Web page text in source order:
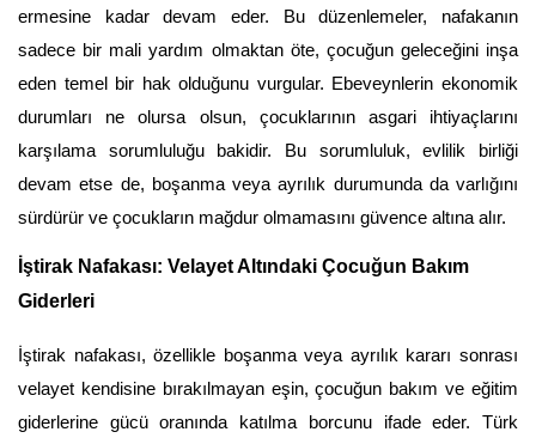
ermesine kadar devam eder. Bu düzenlemeler, nafakanın
sadece bir mali yardım olmaktan öte, çocuğun geleceğini inşa
eden temel bir hak olduğunu vurgular. Ebeveynlerin ekonomik
durumları ne olursa olsun, çocuklarının asgari ihtiyaçlarını
karşılama sorumluluğu bakidir. Bu sorumluluk, evlilik birliği
devam etse de, boşanma veya ayrılık durumunda da varlığını
sürdürür ve çocukların mağdur olmamasını güvence altına alır.
İştirak Nafakası: Velayet Altındaki Çocuğun Bakım
Giderleri
İştirak nafakası, özellikle boşanma veya ayrılık kararı sonrası
velayet kendisine bırakılmayan eşin, çocuğun bakım ve eğitim
giderlerine gücü oranında katılma borcunu ifade eder. Türk